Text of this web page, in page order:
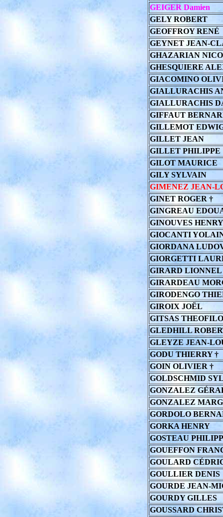
GEIGER Damien
GELY ROBERT
GEOFFROY RENÉ
GEYNET JEAN-
GHAZARIAN
GHESQUIERE
GIACOMINO
GIALLURACHIS
GIALLURACHIS
GIFFAUT
GILLEMOT
GILLET JEAN
GILLET PHILIPPE
GILOT MAURICE
GILY SYLVAIN
GIMENEZ JEAN-
GINET ROGER †
GINGREAU
GINOUVES HENRY
GIOCANTI
GIORDANA
GIORGETTI
GIRARD LIONNEL
GIRARDEAU
GIRODENGO
GIROIX JOËL
GITSAS
GLEDHILL
GLEYZE JEAN-
GODU THIERRY †
GOIN OLIVIER †
GOLDSCHMID
GONZALEZ
GONZALEZ
GORDOLO
GORKA HENRY
GOSTEAU
GOUEFFON
GOULARD
GOULLIER DENIS
GOURDE JEAN-
GOURDY GILLES
GOUSSARD